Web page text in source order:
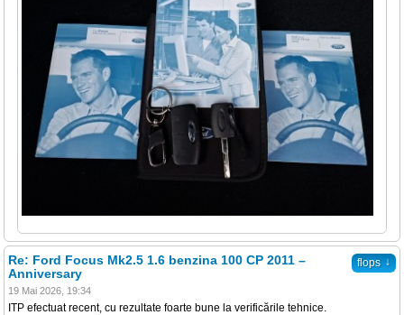
flops ↓
Re: Ford Focus Mk2.5 1.6 benzina 100 CP 2011 –
Anniversary
19 Mai 2026, 19:34
ITP efectuat recent, cu rezultate foarte bune la verificările tehnice.